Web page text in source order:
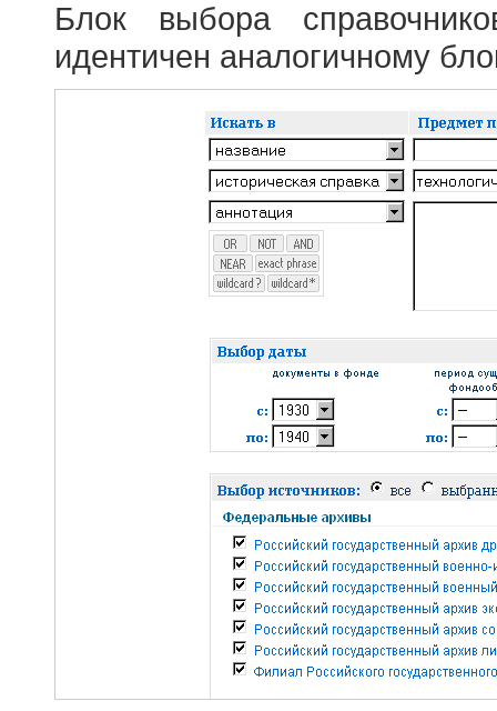
Блок выбора
идентичен аналогичному